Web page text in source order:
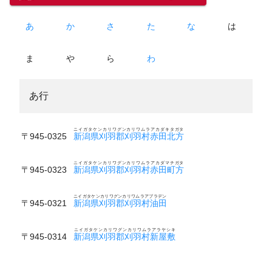
あ か さ た な は
ま や ら わ
あ行
〒945-0325 新潟県刈羽郡刈羽村赤田北方
ニイガタケンカリワグンカリワムラアカダキタガタ
〒945-0323 新潟県刈羽郡刈羽村赤田町方
ニイガタケンカリワグンカリワムラアカダマチガタ
〒945-0321 新潟県刈羽郡刈羽村油田
ニイガタケンカリワグンカリワムラアブラデン
〒945-0314 新潟県刈羽郡刈羽村新屋敷
ニイガタケンカリワグンカリワムラアラヤシキ